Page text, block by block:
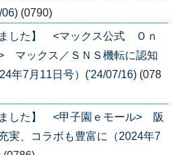
06) (0790)
した】 <マックス公式 Ｏｎ
マックス／ＳＮＳ機転に認知
年7月11日号）('24/07/16) (078
した】 <甲子園ｅモール> 阪
実、コラボも豊富に（2024年7